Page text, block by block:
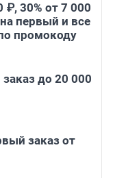
₽, 30% от 7 000
первый и все
промокоду
до 20 000
заказ от